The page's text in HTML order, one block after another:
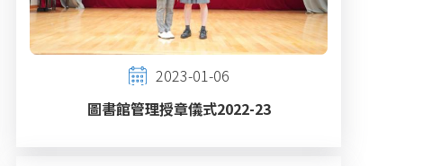
2023-01-06
圖書館管理授章儀式2022-23